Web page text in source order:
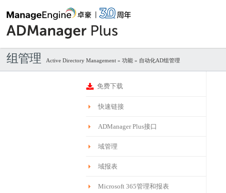
组管理 Active Directory Management»功能 » 自动化AD组管理
免费下载
快速链接
ADManager Plus接口
域管理
域报表
Microsoft 365管理和报表